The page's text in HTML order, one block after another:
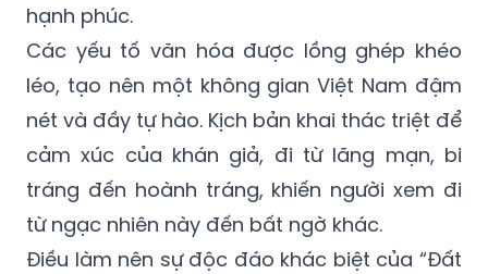
hạnh phúc.
Các yếu tố văn hóa được lồng ghép khéo
léo, tạo nên một không gian Việt Nam đậm
nét và đầy tự hào. Kịch bản khai thác triệt để
cảm xúc của khán giả, đi từ lãng mạn, bi
tráng đến hoành tráng, khiến người xem đi
từ ngạc nhiên này đến bất ngờ khác.
Điều làm nên sự độc đáo khác biệt của “Đất